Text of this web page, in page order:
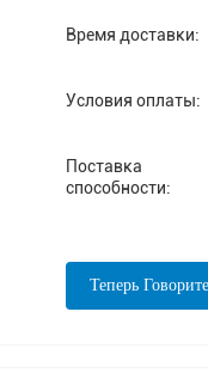
Время доставки:
Условия оплаты:
Поставка
способности:
Теперь Говорите